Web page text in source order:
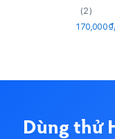
(2)
Dùng thử